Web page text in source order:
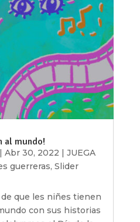
al mundo!
| Abr 30, 2022 | JUEGA
guerreras, Slider
que les niñes tienen
con sus historias